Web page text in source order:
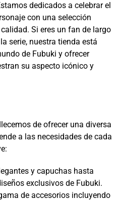
dedicados a celebrar el
con una selección
Si eres un fan de largo
serie, nuestra tienda está
de Fubuki y ofrecer
su aspecto icónico y
de ofrecer una diversa
a las necesidades de cada
y capuchas hasta
exclusivos de Fubuki.
de accesorios incluyendo